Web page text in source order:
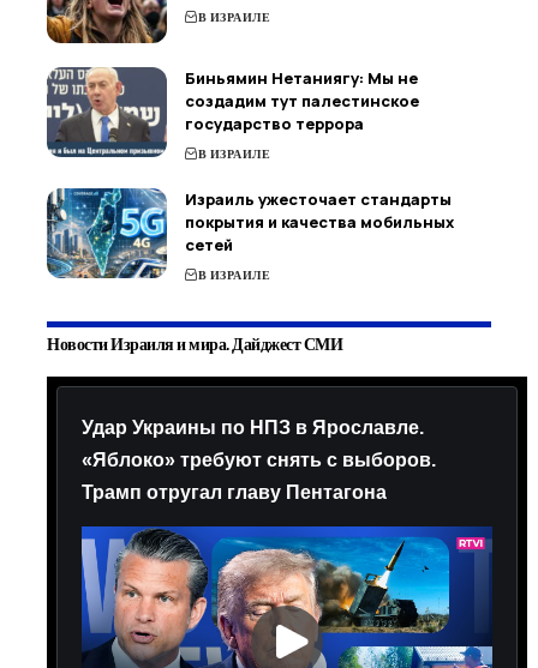
В ИЗРАИЛЕ
Биньямин Нетаниягу: Мы не
создадим тут палестинское
государство террора
В ИЗРАИЛЕ
Израиль ужесточает стандарты
покрытия и качества мобильных
сетей
В ИЗРАИЛЕ
Новости Израиля и мира. Дайджест СМИ